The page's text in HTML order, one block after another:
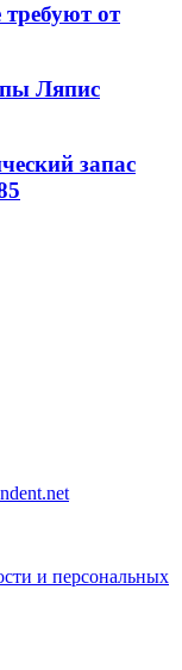
от
Ляпис
запас
и персональных